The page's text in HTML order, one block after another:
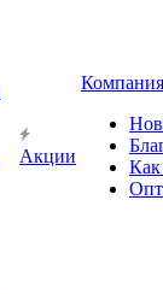
Акции
Компания
Как